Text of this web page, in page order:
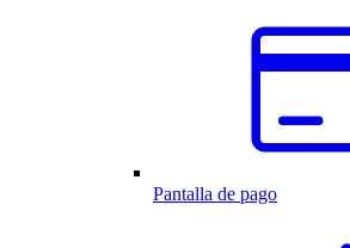
Pantalla de pago